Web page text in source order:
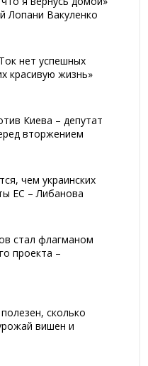
Лопани Вакуленко
нет успешных
красивую жизнь»
Киева – депутат
вторжением
чем украинских
ЕС – Либанова
стал флагманом
проекта –
сколько
вишен и